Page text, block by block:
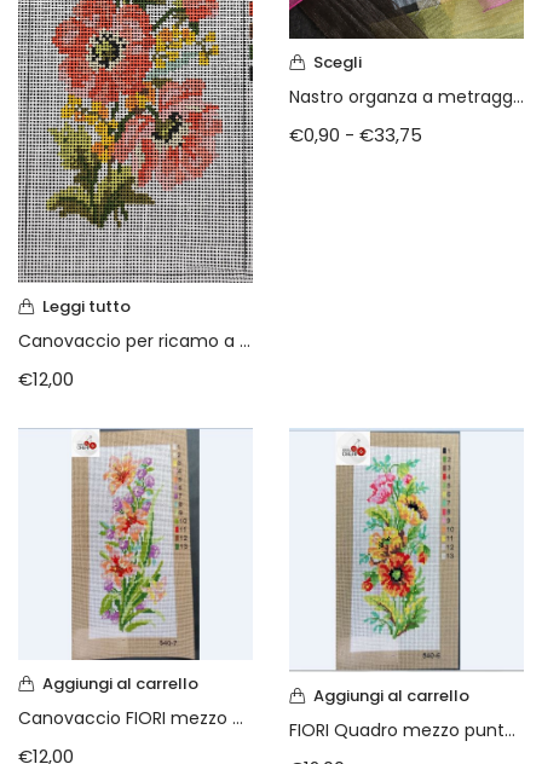
Leggi tutto
Canovaccio per ricamo a mezzo punto cm 16×38
€12,00
Scegli
Nastro organza a metraggio
€0,90 - €33,75
Aggiungi al carrello
Canovaccio FIORI mezzo punto cm 16 x 38
€12,00
Aggiungi al carrello
FIORI Quadro mezzo punto cm 16 x 38